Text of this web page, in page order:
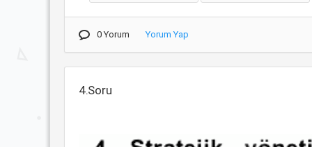
0 Yorum Yorum Yap
4.Soru